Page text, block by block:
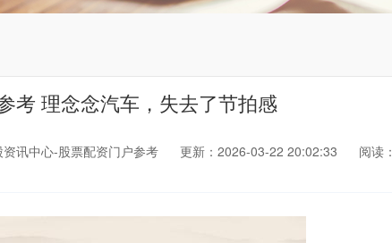
考 理念念汽车，失去了节拍感
讯中心-股票配资门户参考 更新：2026-03-22 20:02:33
阅读：